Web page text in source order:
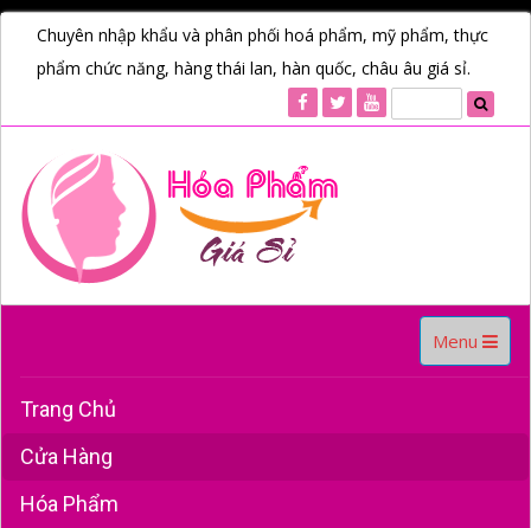
Chuyên nhập khẩu và phân phối hoá phẩm, mỹ phẩm, thực
phẩm chức năng, hàng thái lan, hàn quốc, châu âu giá sỉ.
Toggle
navigation
Menu
Trang Chủ
Cửa Hàng
Hóa Phẩm